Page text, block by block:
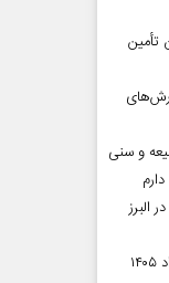
تأمین
و سنی
البرز